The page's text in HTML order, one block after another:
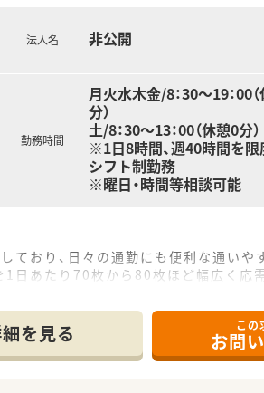
法人名 非公開
勤務時間
月火水木金/8：30～19：00
分）
土/8：30～13：00（休憩0分）
※1日8時間、週40時間を限
シフト制勤務
※曜日・時間等相談可能
おり、日々の通勤にも便利な通いや
あたり70枚から80枚ほど幅広く応
地域の方々から厚い信頼を得ている
ケーションを取るため、風通しが良く
備投資を行うなど、患者様第一の姿
を見る この
お問